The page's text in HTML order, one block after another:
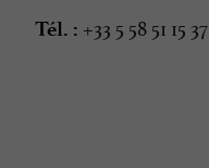
Tél. : +33 5 58 51 15 37